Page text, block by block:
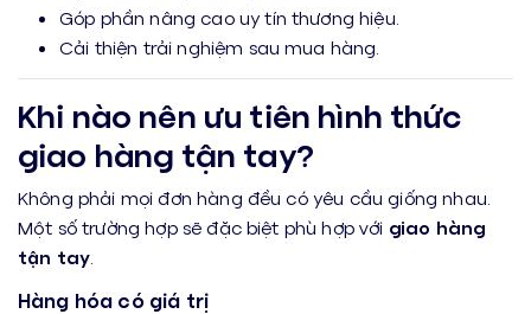
Góp phần nâng cao uy tín thương hiệu.
Cải thiện trải nghiệm sau mua hàng.
Khi nào nên ưu tiên hình thức
giao hàng tận tay?
Không phải mọi đơn hàng đều có yêu cầu giống nhau.
Một số trường hợp sẽ đặc biệt phù hợp với giao hàng
tận tay
Hàng hóa có giá trị